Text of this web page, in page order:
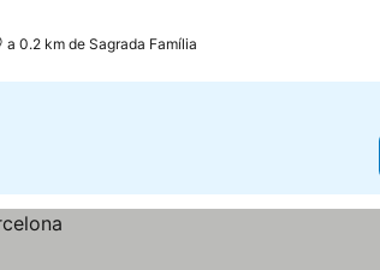
a 0.2 km de Sagrada Família